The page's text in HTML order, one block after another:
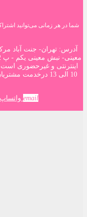
شما در هر زمانی می‌توانید
10 الی 13
02144438097 -- email